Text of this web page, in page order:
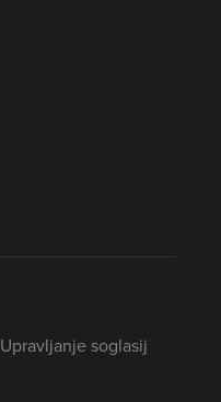
Upravljanje soglasij